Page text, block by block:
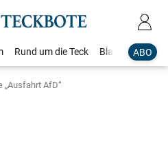
ABO
Rund um die Teck Blaulicht
„Ausfahrt AfD“